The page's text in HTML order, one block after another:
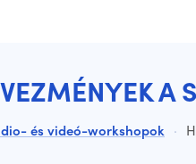
A
és videó-workshopok ·